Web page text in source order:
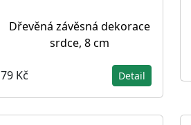
Dřevěná závěsná dekorace
srdce, 8 cm
79 Kč Detail